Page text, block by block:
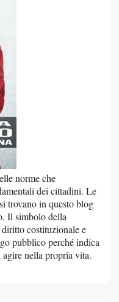
norme che
dei cittadini. Le
trovano in questo blog
Il simbolo della
costituzionale e
pubblico perché indica
nella propria vita.